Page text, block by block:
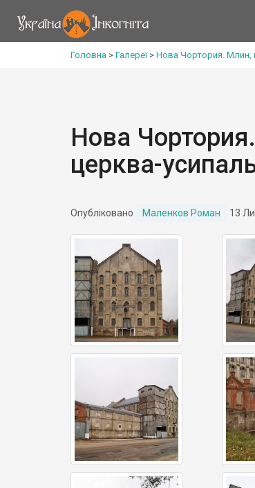
Головна > Галереї> Нова Чортория. Млин,
Нова
церква-
Опубліковано Маленков Роман 13